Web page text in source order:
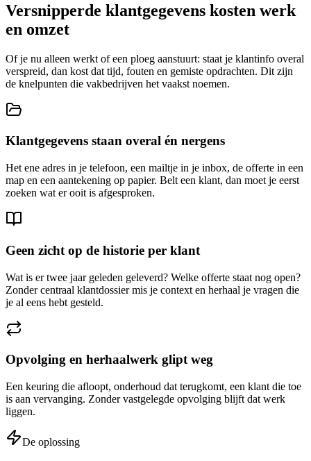
Versnipperde klantgegevens kosten werk
en omzet
Of je nu alleen werkt of een ploeg aanstuurt: staat je klantinfo overal
verspreid, dan kost dat tijd, fouten en gemiste opdrachten. Dit zijn
de knelpunten die vakbedrijven het vaakst noemen.
Klantgegevens staan overal én nergens
Het ene adres in je telefoon, een mailtje in je inbox, de offerte in een
map en een aantekening op papier. Belt een klant, dan moet je eerst
zoeken wat er ooit is afgesproken.
Geen zicht op de historie per klant
Wat is er twee jaar geleden geleverd? Welke offerte staat nog open?
Zonder centraal klantdossier mis je context en herhaal je vragen die
je al eens hebt gesteld.
Opvolging en herhaalwerk glipt weg
Een keuring die afloopt, onderhoud dat terugkomt, een klant die toe
is aan vervanging. Zonder vastgelegde opvolging blijft dat werk
liggen.
De oplossing